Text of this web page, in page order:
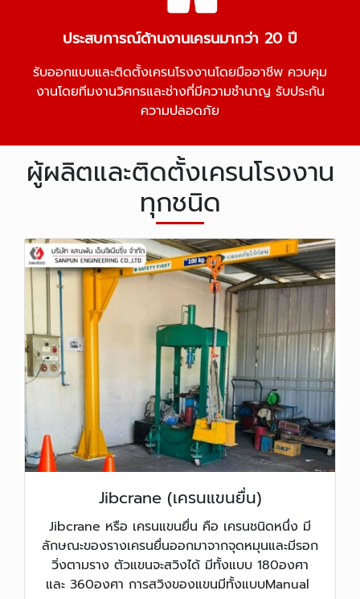
ประสบการณ์ด้านงานเครนมากว่า 20 ปี
รับออกแบบและติดตั้งเครนโรงงานโดยมืออาชีพ ควบคุม
งานโดยทีมงานวิศกรและช่างที่มีความชำนาญ รับประกัน
ความปลอดภัย
ผู้ผลิตและติดตั้งเครนโรงงาน
ทุกชนิด
Jibcrane (เครนแขนยื่น)
Jibcrane หรือ เครนแขนยื่น คือ เครนชนิดหนึ่ง มี
ลักษณะของรางเครนยื่นออกมาจากจุดหมุนและมีรอก
วิ่งตามราง ตัวแขนจะสวิงได้ มีทั้งแบบ 180องศา
และ 360องศา การสวิงของแขนมีทั้งแบบManual